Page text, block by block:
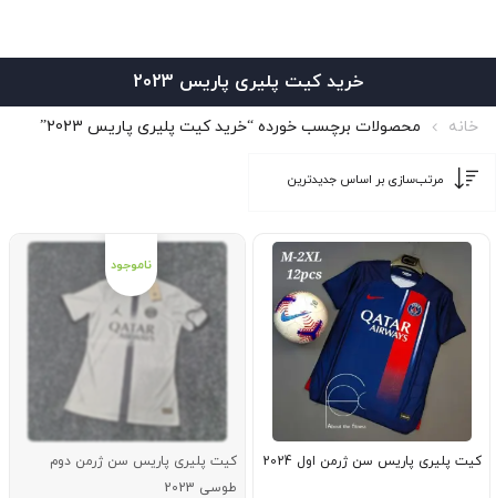
خرید کیت پلیری پاریس 2023
خانه محصولات برچسب خورده “خرید کیت پلیری پاریس 2023”
کیت پلیری پاریس سن ژرمن اول 2024
کیت پلیری پاریس سن ژرمن دوم
طوسی 2023